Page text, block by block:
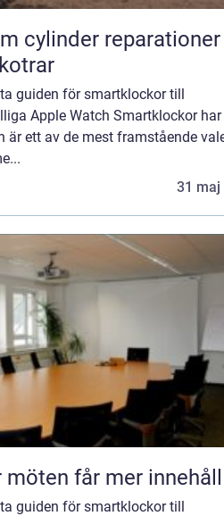
cylinder
guiden för smartklockor till
Apple Watch Smartklockor
är ett av de mest framstående
31 maj
dalarna när möten får mer innehåll
guiden för smartklockor till